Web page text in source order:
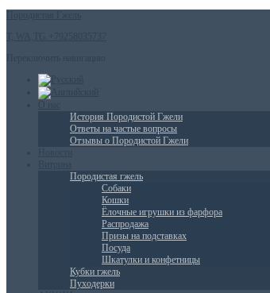
История Породистой Гжели
Ответы на частые вопросы
Отзывы о Породистой Гжели
Породистая гжель
Собаки
Кошки
Ёлочные игрушки из фарфора
Распродажа
Призы на подставках
Посуда
Шкатулки и конфетницы
Кубки гжель
Пуходерки